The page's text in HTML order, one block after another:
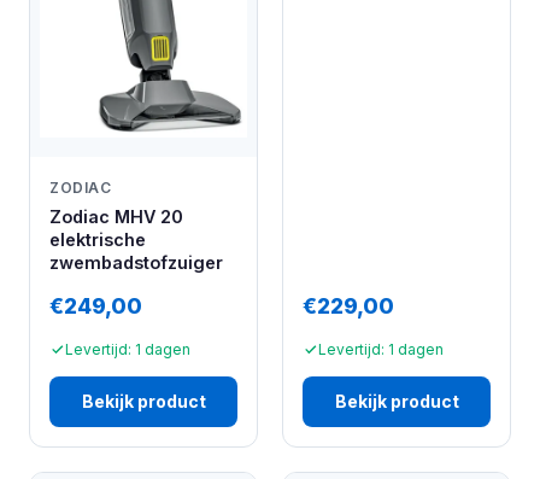
ZODIAC
Zodiac MHV 20
elektrische
zwembadstofzuiger
€249,00
Levertijd: 1 dagen
Bekijk product
€229,00
Levertijd: 1 dagen
Bekijk product